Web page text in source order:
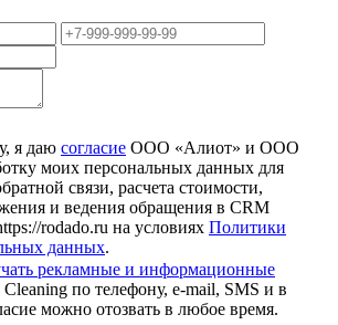
я даю согласие ООО «Алиот» и ООО
моих персональных данных для
связи, расчета стоимости,
и ведения обращения в CRM
rodado.ru на условиях Политики
данных.
рекламные и информационные
Cleaning по телефону, e-mail, SMS и в
можно отозвать в любое время.